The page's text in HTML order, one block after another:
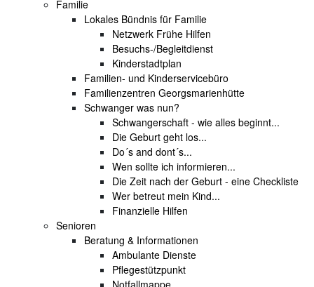
Familie
Lokales Bündnis für Familie
Netzwerk Frühe Hilfen
Besuchs-/Begleitdienst
Kinderstadtplan
Familien- und Kinderservicebüro
Familienzentren Georgsmarienhütte
Schwanger was nun?
Schwangerschaft - wie alles beginnt...
Die Geburt geht los...
Do´s and dont´s...
Wen sollte ich informieren...
Die Zeit nach der Geburt - eine Checkliste
Wer betreut mein Kind...
Finanzielle Hilfen
Senioren
Beratung & Informationen
Ambulante Dienste
Pflegestützpunkt
Notfallmappe